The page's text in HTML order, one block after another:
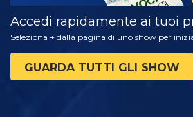
Accedi rapidamente ai tuoi
Seleziona + dalla pagina di uno show per
GUARDA TUTTI GLI SHOW